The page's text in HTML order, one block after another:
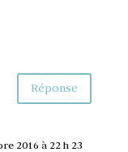
Réponse
2016 à 22 h 23